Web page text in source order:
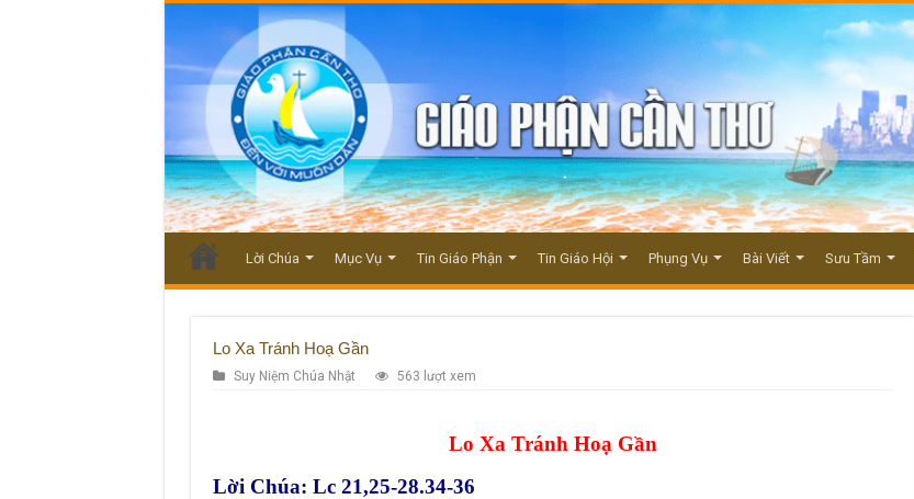
Lời Chúa Mục Vụ Tin Giáo Phận Tin Giáo Hội Phụng Vụ Bài Viết Sưu Tầm
Lo Xa Tránh Hoạ Gần
Suy Niệm Chúa Nhật 563 lượt xem
Lo Xa Tránh Hoạ Gần
Lời Chúa: Lc 21,25-28.34-36